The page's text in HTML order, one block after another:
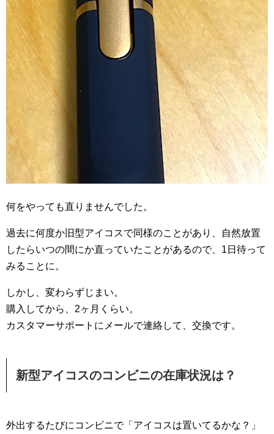
何をやっても直りませんでした。
過去に何度か旧型アイコスで同様のことがあり、自然放置
したらいつの間にか直っていたことがあるので、1日待って
みることに。
しかし、変わらずじまい。
購入してから、2ヶ月くらい。
カスタマーサポートにメールで連絡して、交換です。
新型アイコスのコンビニの在庫状況は？
外出するたびにコンビニで「アイコスは置いてるかな？」